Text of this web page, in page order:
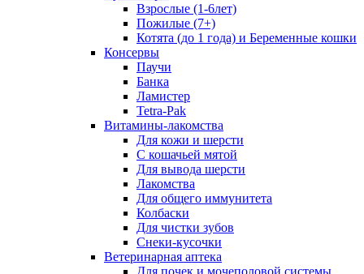
Взрослые (1-6лет)
Пожилые (7+)
Котята (до 1 года) и Беременные кошки
Консервы
Паучи
Банка
Ламистер
Tetra-Pak
Витамины-лакомства
Для кожи и шерсти
С кошачьей мятой
Для вывода шерсти
Лакомства
Для общего иммунитета
Колбаски
Для чистки зубов
Снеки-кусочки
Ветеринарная аптека
Для почек и мочеполовой системы